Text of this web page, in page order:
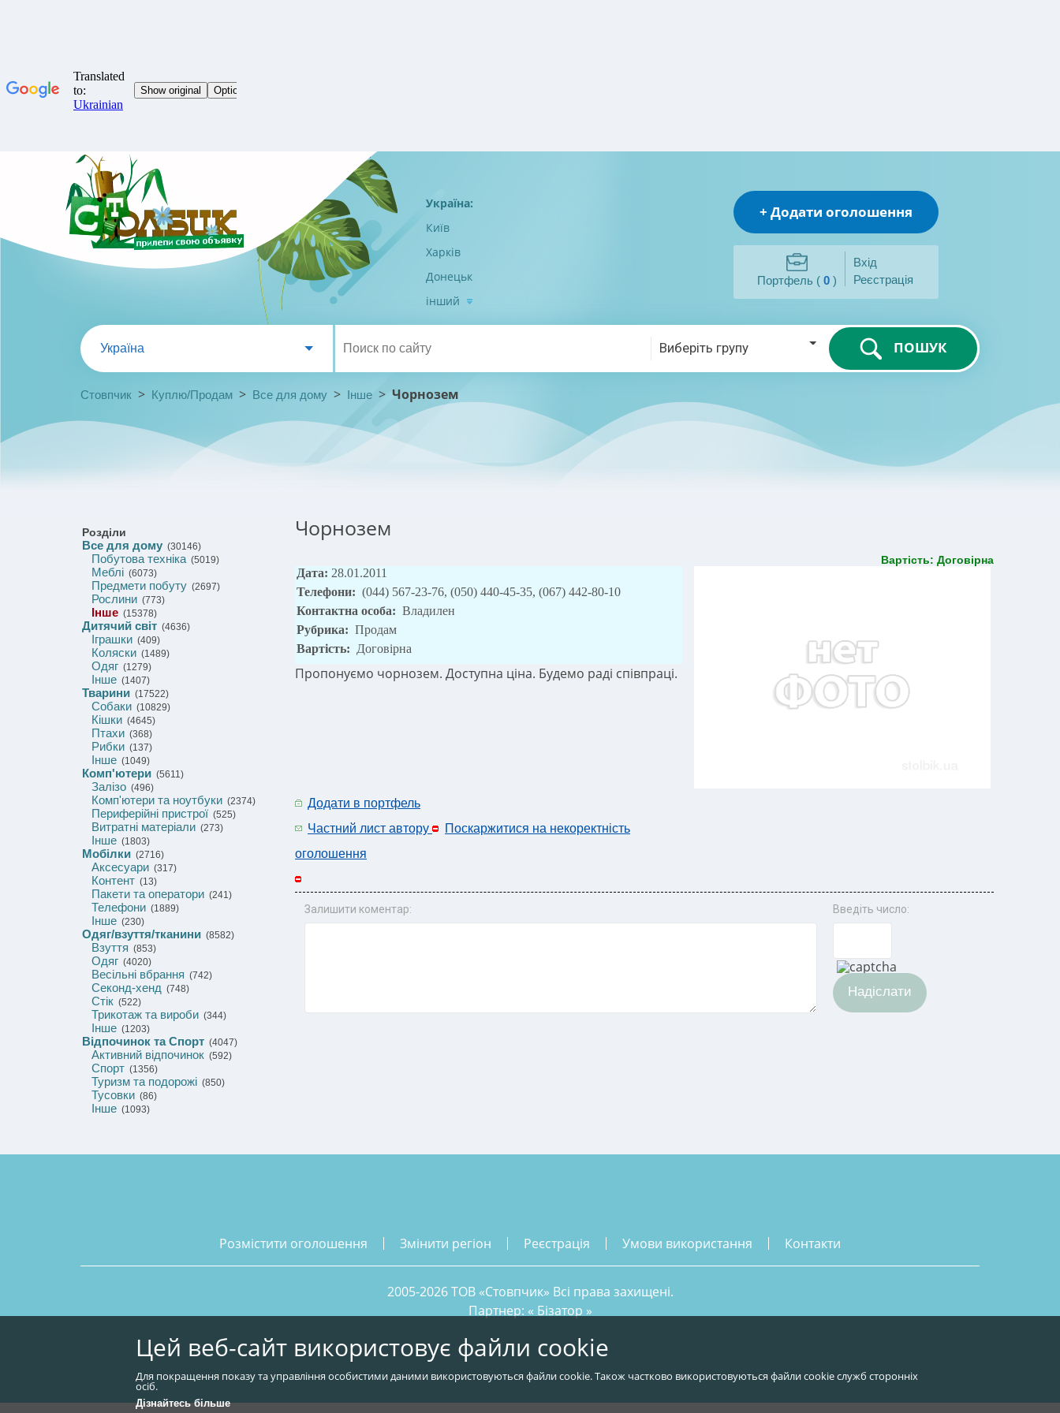
Україна:
Київ
Харків
Донецьк
інший
+ Додати оголошення
Портфель ( 0 )
Вхід
Реєстрація
Україна Виберіть групу ПОШУК
Стовпчик > Куплю/Продам > Все для дому > Інше > Чорнозем
Розділи
Все для дому (30146)
Побутова техніка(5019)
Меблі (6073)
Предмети побуту (2697)
Рослини (773)
Інше (15378)
Дитячий світ (4636)
Іграшки (409)
Коляски (1489)
Одяг (1279)
Інше (1407)
Тварини (17522)
Собаки (10829)
Кішки (4645)
Птахи (368)
Рибки (137)
Інше (1049)
Комп'ютери (5611)
Залізо (496)
Комп'ютери та ноутбуки (2374)
Периферійні пристрої (525)
Витратні матеріали (273)
Інше (1803)
Мобілки (2716)
Аксесуари (317)
Контент (13)
Пакети та оператори (241)
Телефони (1889)
Інше (230)
Одяг/взуття/тканини (8582)
Взуття (853)
Одяг (4020)
Весільні вбрання (742)
Секонд-хенд (748)
Стік (522)
Трикотаж та вироби (344)
Інше (1203)
Відпочинок та Спорт (4047)
Активний відпочинок (592)
Спорт (1356)
Туризм та подорожі (850)
Тусовки (86)
Інше (1093)
Чорнозем
Вартість: Договірна
Дата: 28.01.2011
Телефони: (044) 567-23-76, (050) 440-45-35, (067) 442-80-10
Контактна особа: Владилен
Рубрика: Продам
Вартість: Договірна
Пропонуємо чорнозем. Доступна ціна. Будемо раді співпраці.
Додати в портфель
Частний лист автору
Поскаржитися на некоректність
оголошення
Залишити коментар: Введіть число:
Надіслати
розмістити оголошення змінити регіон реєстрація умови використання контакти
2005-2026 ТОВ «Стовпчик» Всі права захищені.
Партнер: « Бізатор »
Цей веб-сайт використовує файли cookie
Для покращення показу та управління особистими даними використовуються файли cookie. Також частково використовуються файли cookie служб сторонніх
осіб.
Дізнайтесь більше